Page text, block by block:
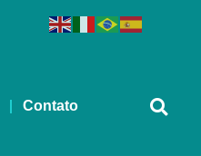
Contato